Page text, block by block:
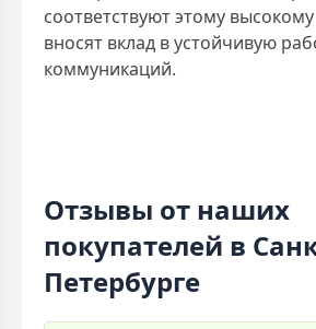
соответствуют этому
вносят вклад в устойчивую
коммуникаций.
Отзывы от наших
покупателей в
Петербурге